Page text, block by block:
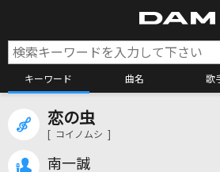
キーワード 曲名 歌
恋の虫
[ コイノムシ ]
南一誠